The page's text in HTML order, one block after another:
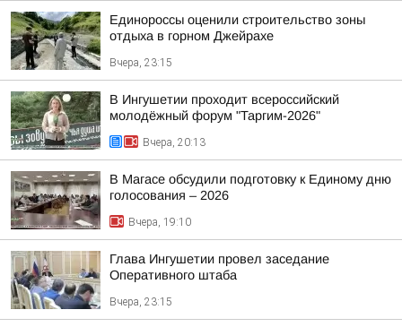
Единороссы оценили строительство зоны
отдыха в горном Джейрахе
Вчера, 23:15
В Ингушетии проходит всероссийский
молодёжный форум "Таргим-2026"
Вчера, 20:13
В Магасе обсудили подготовку к Единому дню
голосования – 2026
Вчера, 19:10
Глава Ингушетии провел заседание
Оперативного штаба
Вчера, 23:15